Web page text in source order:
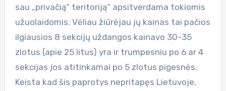
sau „privačią“ teritoriją“ apsitverdama tokiomis
užuolaidomis. Vėliau žiūrėjau jų kainas tai pačios
ilgiausios 8 sekcijų uždangos kainavo 30-35
zlotus (apie 25 litus) yra ir trumpesniu po 6 ar 4
sekcijas jos atitinkamai po 5 zlotus pigesnės.
Keista kad šis paprotys nepritapęs Lietuvoje,